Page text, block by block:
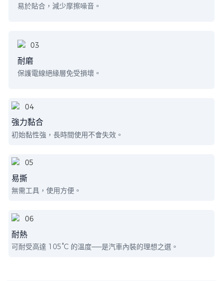
易於貼合，減少摩擦噪音。
耐磨
保護電線絕緣層免受損壞。
強力黏合
初始黏性強，長時間使用不會失效。
易撕
無需工具，使用方便。
耐熱
可耐受高達 105°C 的溫度——是汽車內裝的理想之選。